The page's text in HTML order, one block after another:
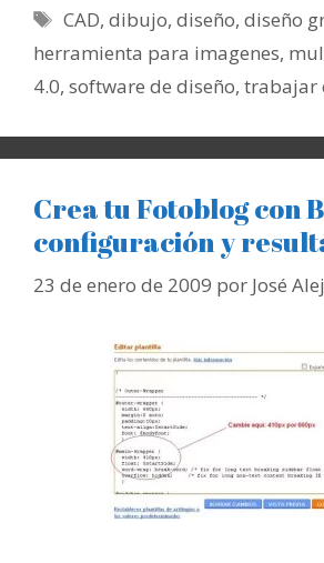
Etiquetas
CAD,dibujo,diseño,diseño
herramienta para imagenes,
4.0, software de diseño, trabajar
Crea tu Fotoblog con
configuración y
23 de enero de 2009 por José